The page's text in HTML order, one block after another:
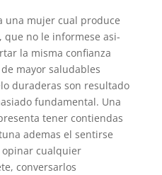
una mujer cual produce
que no le informese asi­
la misma confianza
mayor saludables
duraderas son resultado
fundamental. Una
tener contiendas
ademas el sentirse
cualquier
conversarlos